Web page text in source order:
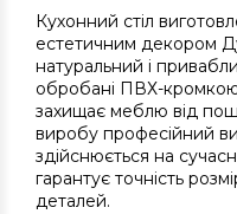
Кухонний стіл
естетичним декором
натуральний і
обробані ПВХ-
захищає меблю від
виробу професійний
здійснюється на
гарантує точність
деталей.